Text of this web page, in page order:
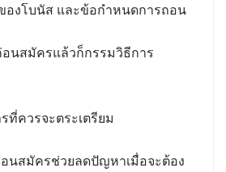
ของโบนัส และข้อกำหนดการถอน
นสมัครแล้วก็กรรมวิธีการ
ที่ควรจะตระเตรียม
นสมัครช่วยลดปัญหาเมื่อจะต้อง